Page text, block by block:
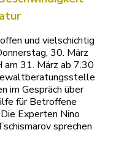
und vielschichtig
30. März
31. März ab 7.30
im Gespräch über
für Betroffene
Experten Nino
sprechen